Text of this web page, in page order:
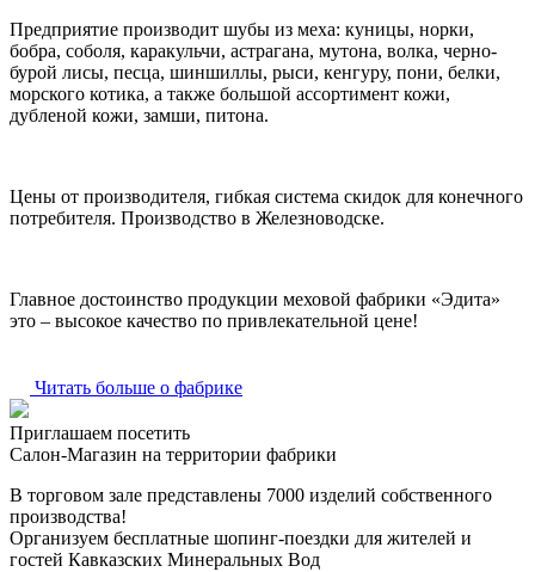
Предприятие производит шубы из меха: куницы, норки,
бобра, соболя, каракульчи, астрагана, мутона, волка, черно-
бурой лисы, песца, шиншиллы, рыси, кенгуру, пони, белки,
морского котика, а также большой ассортимент кожи,
дубленой кожи, замши, питона.
Цены от производителя, гибкая система скидок для конечного
потребителя. Производство в Железноводске.
Главное достоинство продукции меховой фабрики «Эдита»
это – высокое качество по привлекательной цене!
Читать больше о фабрике
Приглашаем посетить
Салон-Магазин на территории фабрики
В торговом зале представлены 7000 изделий собственного
производства!
Организуем бесплатные шопинг-поездки для жителей и
гостей Кавказских Минеральных Вод